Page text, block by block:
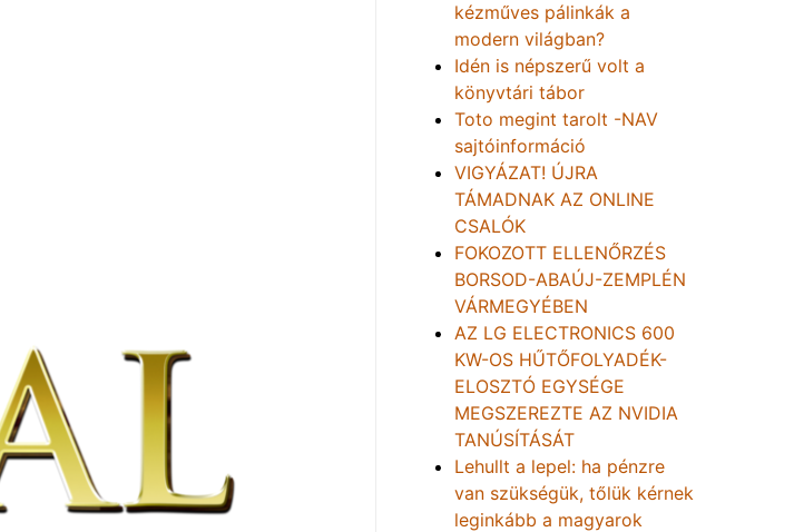
kézműves pálinkák a
modern világban?
Idén is népszerű volt a
könyvtári tábor
Toto megint tarolt -NAV
sajtóinformáció
VIGYÁZAT! ÚJRA
TÁMADNAK AZ ONLINE
CSALÓK
FOKOZOTT ELLENŐRZÉS
BORSOD-ABAÚJ-ZEMPLÉN
VÁRMEGYÉBEN
AZ LG ELECTRONICS 600
KW-OS HŰTŐFOLYADÉK-
ELOSZTÓ EGYSÉGE
MEGSZEREZTE AZ NVIDIA
TANÚSÍTÁSÁT
Lehullt a lepel: ha pénzre
van szükségük, tőlük kérnek
leginkább a magyarok